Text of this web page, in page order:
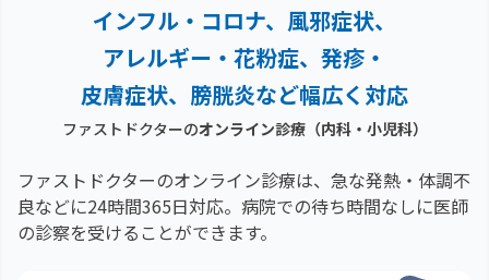
インフル・コロナ、風邪症状、
アレルギー・花粉症、 発疹・
皮膚症状、膀胱炎など幅広く対応
ファストドクターのオンライン診療（内科・小児科）
ファストドクターのオンライン診療は、急な発熱・体調不
良などに24時間365日対応。 病院での待ち時間なしに医師
の診察を受けることができます。